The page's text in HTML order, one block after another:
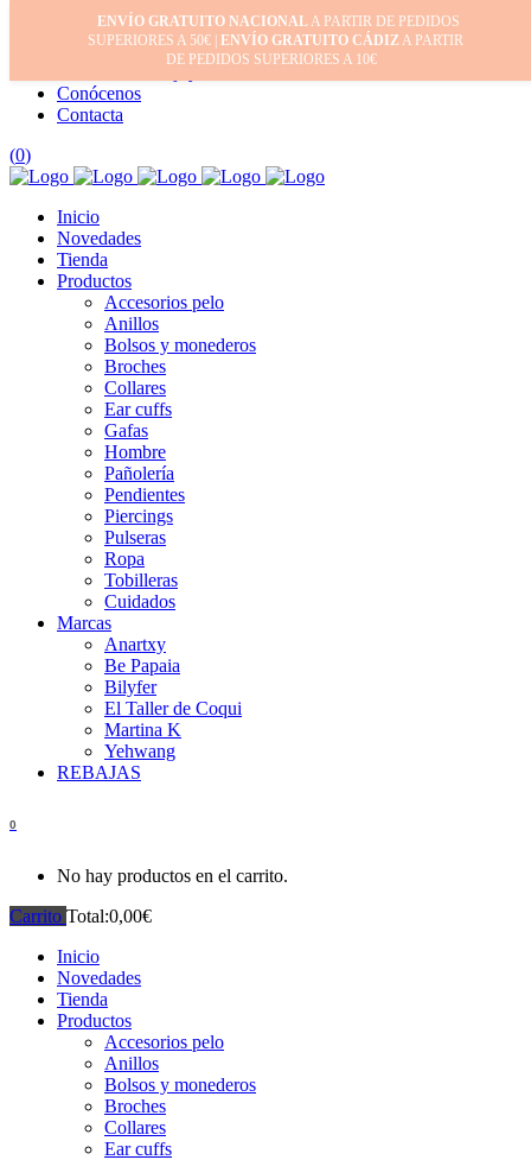
Inicio
Mi cuenta
Conócenos
Contacta
(0)
Inicio
Novedades
Tienda
Productos
Accesorios pelo
Anillos
Bolsos y monederos
Broches
Collares
Ear cuffs
Gafas
Hombre
Pañolería
Pendientes
Piercings
Pulseras
Ropa
Tobilleras
Cuidados
Marcas
Anartxy
Be Papaia
Bilyfer
El Taller de Coqui
Martina K
Yehwang
REBAJAS
0
No hay productos en el carrito.
Carrito Total:0,00€
Inicio
Novedades
Tienda
Productos
Accesorios pelo
Anillos
Bolsos y monederos
Broches
Collares
Ear cuffs
ENVÍO GRATUITO NACIONALA PARTIR DE PEDIDOS
SUPERIORES A 50€ | ENVÍO GRATUITO CÁDIZA PARTIR
DE PEDIDOS SUPERIORES A 10€